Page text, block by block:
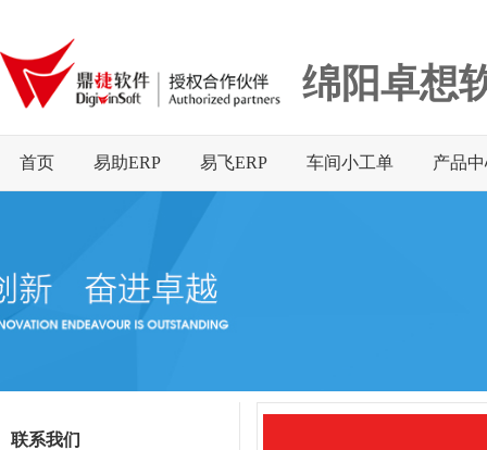
绵阳卓想
首页 易助ERP 易飞ERP 车间小工单 产品
联系我们